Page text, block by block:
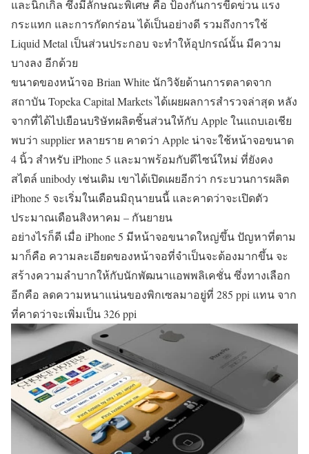
และนิกเกิล ซึ่งมีลักษณะพิเศษ คือ ป้องกันการขีดข่วน แรง
กระแทก และการกัดกร่อน ได้เป็นอย่างดี รวมถึงการใช้
Liquid Metal เป็นส่วนประกอบ จะทำให้อุปกรณ์นั้น มีความ
บางลง อีกด้วย
ขนาดของหน้าจอ Brian White นักวิจัยด้านการตลาดจาก
สถาบัน Topeka Capital Markets ได้เผยผลการสำรวจล่าสุด หลัง
จากที่ได้ไปเยือนบริษัทผลิตชิ้นส่วนให้กับ Apple ในแถบเอเชีย
พบว่า supplier หลายราย คาดว่า Apple น่าจะใช้หน้าจอขนาด
4 นิ้ว สำหรับ iPhone 5 และมาพร้อมกับดีไซน์ใหม่ ที่ยังคง
สไตล์ unibody เช่นเดิม เขาได้เปิดเผยอีกว่า กระบวนการผลิต
iPhone 5 จะเริ่มในเดือนมิถุนายนนี้ และคาดว่าจะเปิดตัว
ประมาณเดือนสิงหาคม – กันยายน
อย่างไรก็ดี เมื่อ iPhone 5 มีหน้าจอขนาดใหญ่ขึ้น ปัญหาที่ตาม
มาก็คือ ความละเอียดของหน้าจอที่จำเป็นจะต้องมากขึ้น จะ
สร้างความลำบากให้กับนักพัฒนาแอพพลิเคชั่น ซึ่งทางเลือก
อีกคือ ลดความหนาแน่นของพิกเซลมาอยู่ที่ 285 ppi แทน จาก
ที่คาดว่าจะเพิ่มเป็น 326 ppi